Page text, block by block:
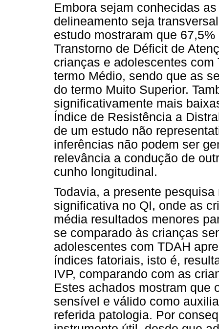
Embora sejam conhecidas
delineamento seja
estudo mostraram que
Transtorno de Déficit de
crianças e adolescentes
termo Médio, sendo que as
do termo Muito Superior.
significativamente mais
Índice de Resistência a
de um estudo não
inferências não podem ser
relevância a condução de
cunho longitudinal.
Todavia, a presente
significativa no QI, onde as
média resultados menores
se comparado às crianças
adolescentes com TDAH
índices fatoriais, isto é,
IVP, comparando com as
Estes achados mostram que
sensível e válido como
referida patologia. Por